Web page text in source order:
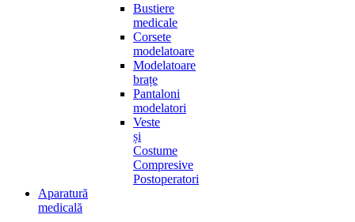
Bustiere
medicale
Corsete
modelatoare
Modelatoare
brațe
Pantaloni
modelatori
Veste
și
Costume
Compresive
Postoperatori
Aparatură
medicală